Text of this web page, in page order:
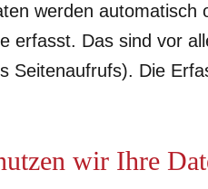
werden automatisch
erfasst. Das sind vor
Seitenaufrufs). Die
wir Ihre